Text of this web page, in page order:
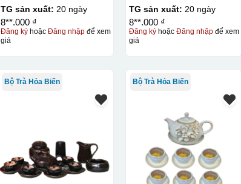
TG sản xuất: 20 ngày
8**.000 ₫
Đăng kýhoặc Đăng nhậpđể xem
giá
TG sản xuất: 20 ngày
8**.000 ₫
Đăng ký hoặcĐăng nhập để xem
giá
Bộ Trà Hỏa Biến Bộ Trà Hỏa Biến